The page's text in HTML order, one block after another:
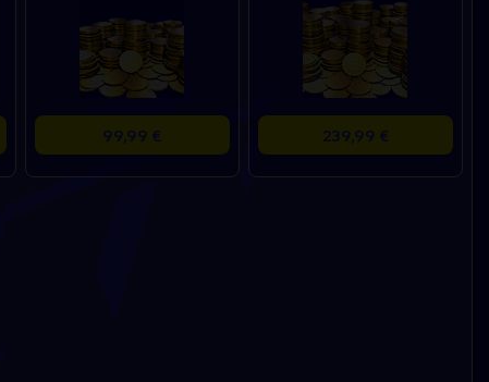
99,99 € 239,99 €